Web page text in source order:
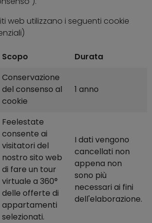
web utilizzano i seguenti cookie
Scopo Durata
Conservazione
del consenso al
cookie
1 anno
Feelestate
consente ai
visitatori del
nostro sito web
di fare un tour
virtuale a 360°
delle offerte di
appartamenti
selezionati.
I dati vengono
cancellati non
appena non
sono più
necessari ai fini
dell'elaborazione.